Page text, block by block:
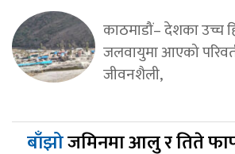
काठमाडौं– देशका उच्च
जलवायुमा आएको
जीवनशैली,
बाँझोजमिनमा आलु र तिते